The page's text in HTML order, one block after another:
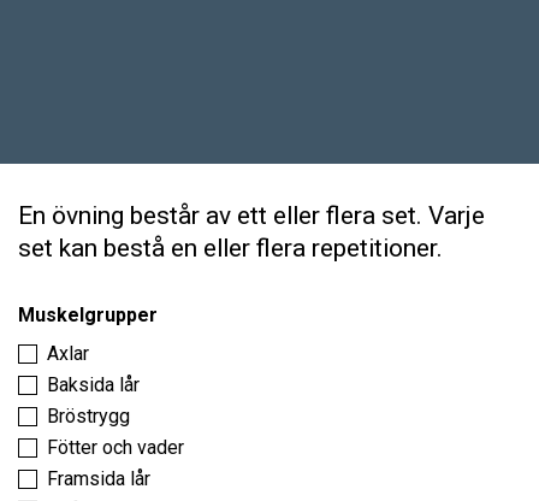
En övning består av ett eller flera set. Varje
set kan bestå en eller flera repetitioner.
Muskelgrupper
Axlar
Baksida lår
Bröstrygg
Fötter och vader
Framsida lår